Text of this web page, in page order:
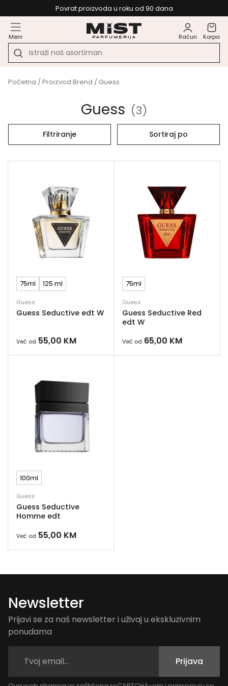
Povrat proizvoda u roku od 90 dana
Meni Račun Korpa
Početna / Proizvod Brend / Guess
Guess (3)
Filtriranje Sortiraj po
75ml 125 ml
Guess
Guess Seductive edt W
Već od 55,00 KM
75ml
Guess
Guess Seductive Red
edt W
Već od 65,00 KM
100ml
Guess
Guess Seductive
Homme edt
Već od 55,00 KM
Newsletter
Prijavi se za naš newsletter i uživaj u ekskluzivnim
ponudama
Prijava